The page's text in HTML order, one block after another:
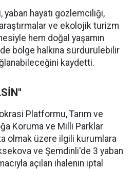
hayatı gözlemciliği,
ve ekolojik turizm
hem doğal yaşamın
bölge halkına sürdürülebilir
kaydetti.
Platformu, Tarım ve
Koruma ve Milli Parklar
olmak üzere ilgili kurumlara
ve Şemdinli'de 3 yaban
açılan ihalenin iptal